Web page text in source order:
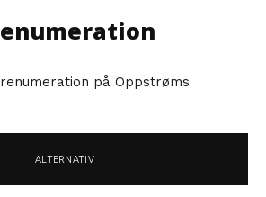
på Oppstrøms
ALTERNATIV